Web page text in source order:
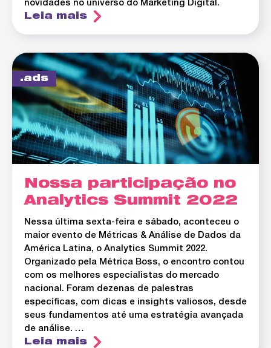
novidades no universo do Marketing Digital.
Leia mais
ads
Nossa participação no
Analytics Summit 2022
Nessa última sexta-feira e sábado, aconteceu o
maior evento de Métricas & Análise de Dados da
América Latina, o Analytics Summit 2022.
Organizado pela Métrica Boss, o encontro contou
com os melhores especialistas do mercado
nacional. Foram dezenas de palestras
específicas, com dicas e insights valiosos, desde
seus fundamentos até uma estratégia avançada
de análise. …
Leia mais